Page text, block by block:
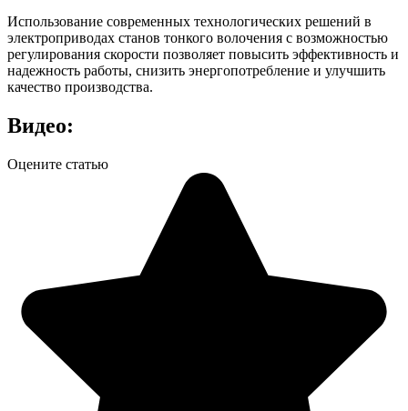
Использование современных технологических решений в
электроприводах станов тонкого волочения с возможностью
регулирования скорости позволяет повысить эффективность и
надежность работы, снизить энергопотребление и улучшить
качество производства.
Видео:
Оцените статью